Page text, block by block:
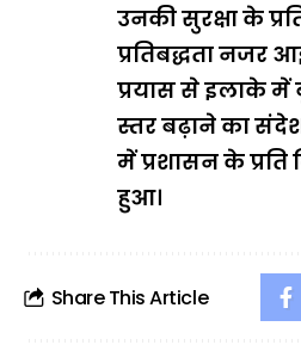
उनकी सुरक्षा के
प्रतिबद्धता नजर
प्रयास से इलाके में
स्तर बढ़ाने का
में प्रशासन के प्रति
हुआ।
Share This Article